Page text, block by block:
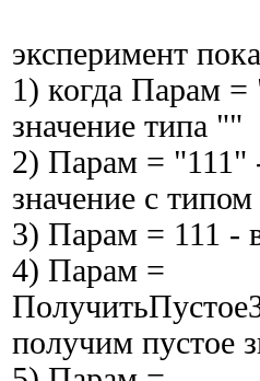
эксперимент
1) когда Парам
значение типа ""
2) Парам = "111"
значение с
3) Парам = 111 -
4) Парам =
получим пустое